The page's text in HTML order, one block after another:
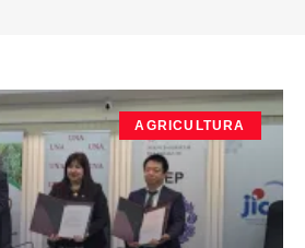
AGRICULTURA